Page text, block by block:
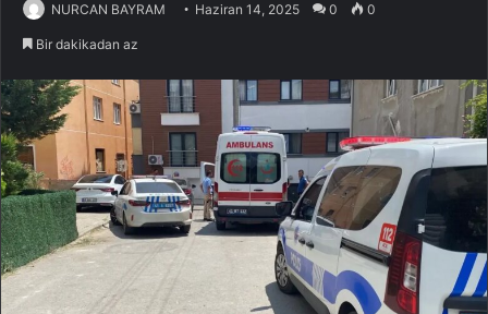
NURCAN BAYRAM Haziran 14, 2025 0 0
Bir dakikadan az